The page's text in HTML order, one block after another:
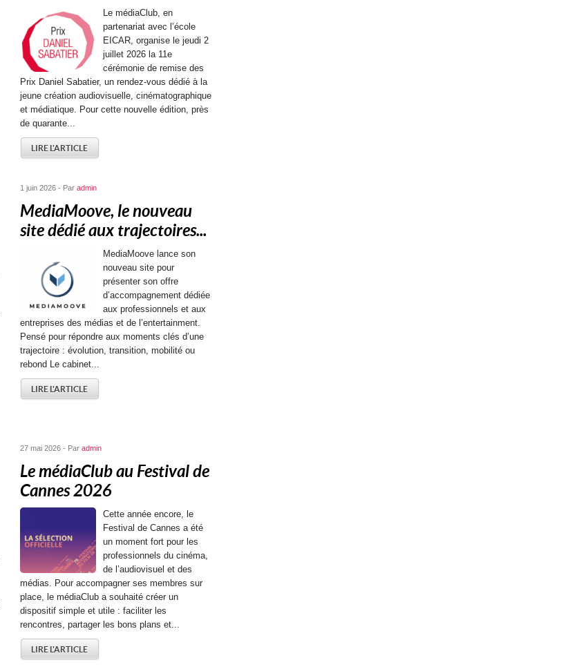
Le médiaClub, en
partenariat avec l’école
EICAR, organise le jeudi 2
juillet 2026 la 11e
cérémonie de remise des
Prix Daniel Sabatier, un rendez-vous dédié à la
jeune création audiovisuelle, cinématographique
et médiatique. Pour cette nouvelle édition, près
de quarante...
LIRE L'ARTICLE
1 juin 2026 - Par admin
MediaMoove, le nouveau
site dédié aux trajectoires...
MediaMoove lance son
nouveau site pour
présenter son offre
d’accompagnement dédiée
aux professionnels et aux
entreprises des médias et de l’entertainment.
Pensé pour répondre aux moments clés d’une
trajectoire : évolution, transition, mobilité ou
rebond Le cabinet...
LIRE L'ARTICLE
27 mai 2026 - Par admin
Le médiaClub au Festival de
Cannes 2026
Cette année encore, le
Festival de Cannes a été
un moment fort pour les
professionnels du cinéma,
de l’audiovisuel et des
médias. Pour accompagner ses membres sur
place, le médiaClub a souhaité créer un
dispositif simple et utile : faciliter les
rencontres, partager les bons plans et...
LIRE L'ARTICLE